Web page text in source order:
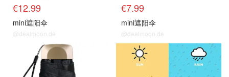
€12.99
mini遮阳伞
@dealmoon.de
€7.99
mini遮阳伞
@dealmoon.de